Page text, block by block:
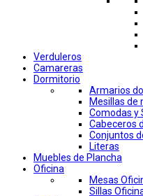
Verduleros
Camareras
Dormitorio
Armarios
Mesillas de
Comodas y
Cabeceros
Conjuntos
Literas
Muebles de Plancha
Oficina
Mesas
Sillas